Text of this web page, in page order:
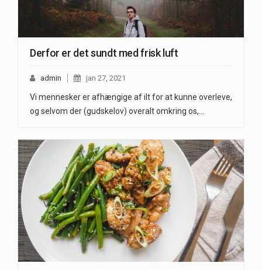
Derfor er det sundt med frisk luft
admin jan 27, 2021
Vi mennesker er afhængige af ilt for at kunne overleve,
og selvom der (gudskelov) overalt omkring os,…